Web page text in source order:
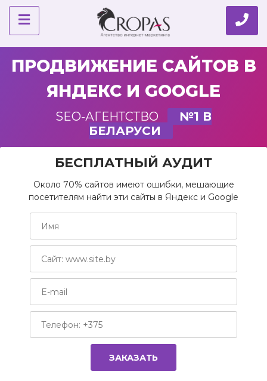
ПРОДВИЖЕНИЕ САЙТОВ В
ЯНДЕКС И GOOGLE
SEO-АГЕНТСТВО
№1 В
БЕЛАРУСИ
БЕСПЛАТНЫЙ АУДИТ
Около 70% сайтов имеют ошибки, мешающие
посетителям найти эти сайты в Яндекс и Google